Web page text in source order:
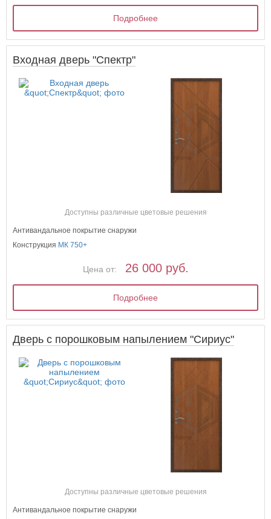
Подробнее
Входная дверь "Спектр"
Доступны различные цветовые решения
Антивандальное покрытие снаружи
Конструкция МК 750+
Цена от: 26 000 руб.
Подробнее
Дверь с порошковым напылением "Сириус"
Доступны различные цветовые решения
Антивандальное покрытие снаружи